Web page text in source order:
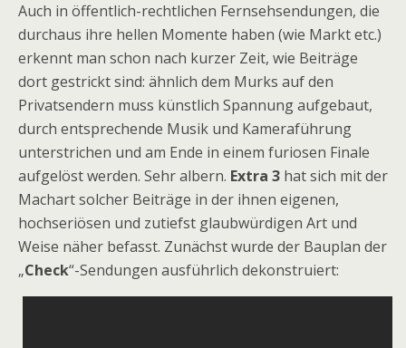
Auch in öffentlich-rechtlichen Fernsehsendungen, die
durchaus ihre hellen Momente haben (wie Markt etc.)
erkennt man schon nach kurzer Zeit, wie Beiträge
dort gestrickt sind: ähnlich dem Murks auf den
Privatsendern muss künstlich Spannung aufgebaut,
durch entsprechende Musik und Kameraführung
unterstrichen und am Ende in einem furiosen Finale
aufgelöst werden. Sehr albern. Extra 3 hat sich mit der
Machart solcher Beiträge in der ihnen eigenen,
hochseriösen und zutiefst glaubwürdigen Art und
Weise näher befasst. Zunächst wurde der Bauplan der
„Check“-Sendungen ausführlich dekonstruiert: